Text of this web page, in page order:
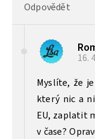
Odpovědět
16.
Myslíte, že
který nic a
EU, zaplatit
v čase?